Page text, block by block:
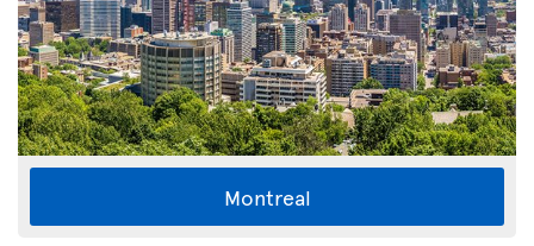
Montreal